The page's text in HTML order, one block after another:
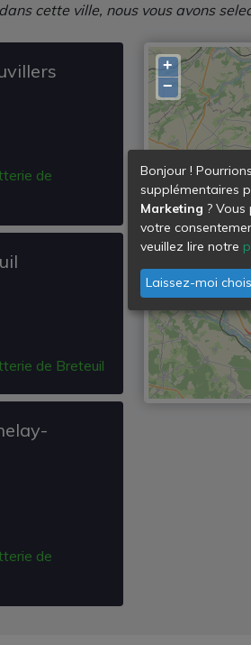
cette ville, nous vous avons
de
de Breteuil
de
+
−
Bonjour !
supplémentaires
Marketing ?
votre
veuillez lire notre
Laissez-moi